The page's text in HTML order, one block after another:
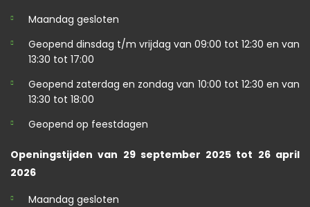
Maandag gesloten
Geopend dinsdag t/m vrijdag van 09:00 tot 12:30 en van
13:30 tot 17:00
Geopend zaterdag en zondag van 10:00 tot 12:30 en van
13:30 tot 18:00
Geopend op feestdagen
Openingstijden van 29 september 2025 tot 26 april
2026
Maandag gesloten